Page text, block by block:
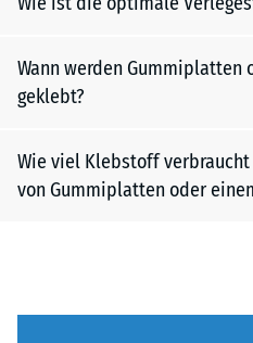
Wann werden Gummiplatten
geklebt?
Wie viel Klebstoff
von Gummiplatten oder